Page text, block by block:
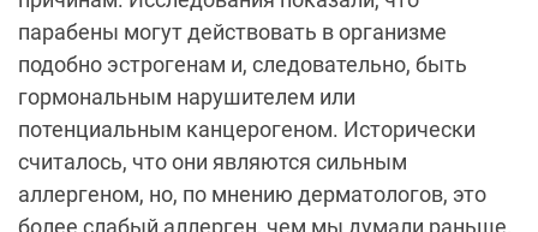
парабены могут действовать в организме
подобно эстрогенам и, следовательно, быть
гормональным нарушителем или
потенциальным канцерогеном. Исторически
считалось, что они являются сильным
аллергеном, но, по мнению дерматологов, это
более слабый аллерген, чем мы думали раньше.